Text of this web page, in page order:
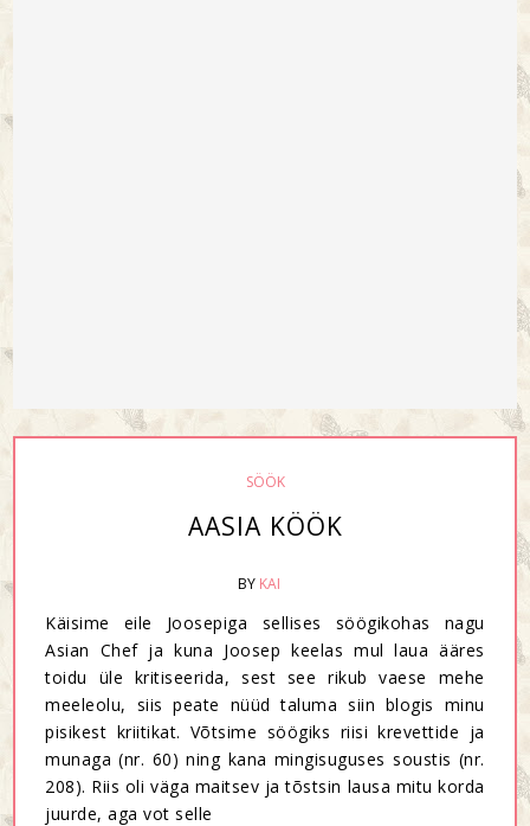
SÖÖK
AASIA KÖÖK
BY KAI
Käisime eile Joosepiga sellises söögikohas nagu
Asian Chef ja kuna Joosep keelas mul laua ääres
toidu üle kritiseerida, sest see rikub vaese mehe
meeleolu, siis peate nüüd taluma siin blogis minu
pisikest kriitikat. Võtsime söögiks riisi krevettide ja
munaga (nr. 60) ning kana mingisuguses soustis (nr.
208). Riis oli väga maitsev ja tõstsin lausa mitu korda
juurde, aga vot selle